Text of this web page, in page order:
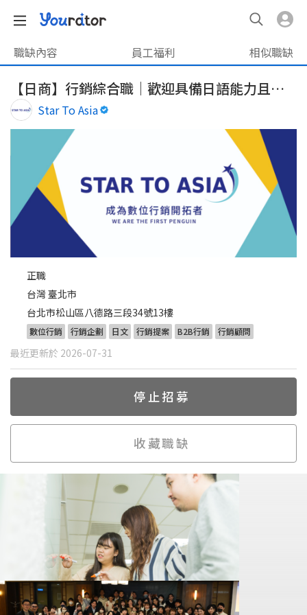
職缺內容 員工福利 相似職缺
【日商】行銷綜合職｜歡迎具備日語能力且對行銷有興趣者｜每周1日遠端
Star To Asia
正職
台灣 臺北市
台北市松山區八德路三段34號13樓
數位行銷 行銷企劃 日文 行銷提案 B2B行銷 行銷顧問
最近更新於 2026-07-31
停止招募
收藏職缺